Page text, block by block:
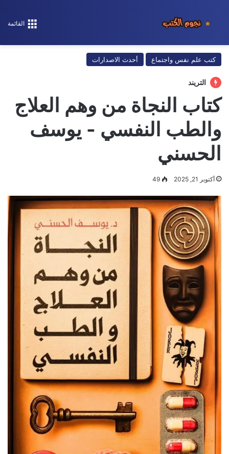
القائمة
كتب علم نفس واجتماع أحدث الاصدارات
التريند
كتاب النجاة من وهم العلاج
والطب النفسي - يوسف
الحسني
أكتوبر 21, 2025 49